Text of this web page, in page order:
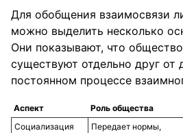
Для обобщения взаимосвязи
можно выделить несколько
Они показывают, что
существуют отдельно друг от
постоянном процессе
Аспект Роль общества
Социализация
Передает нормы,